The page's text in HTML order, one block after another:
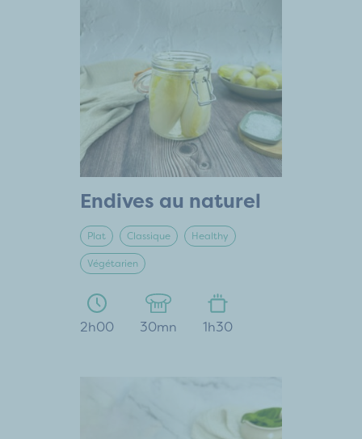
Endives au naturel
Plat Classique Healthy
Végétarien
2h00 30mn 1h30